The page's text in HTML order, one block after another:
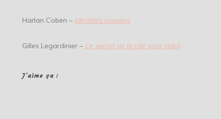
Harlan Coben – Identités croisées
Gilles Legardinier – Le secret de la cité sans soleil
J’aime ça :